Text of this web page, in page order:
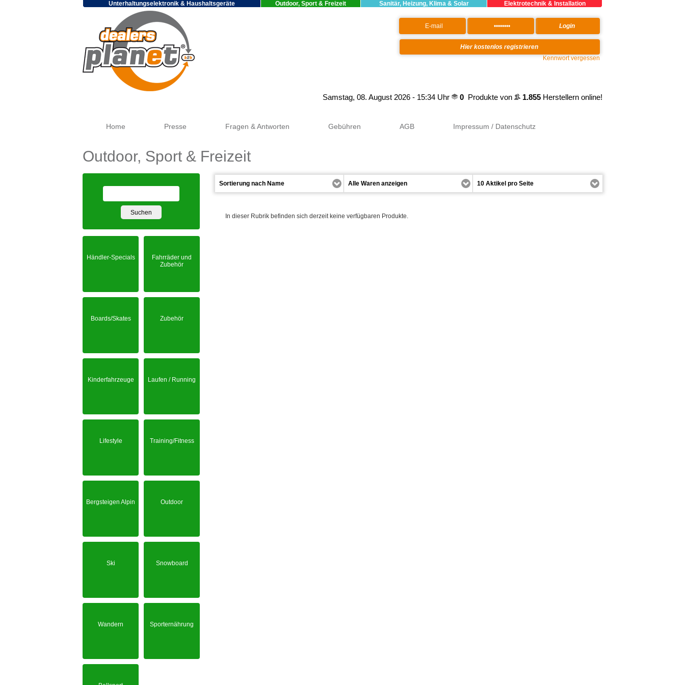
Unterhaltungselektronik & Haushaltsgeräte Outdoor, Sport & Freizeit Sanitär, Heizung, Klima & Solar Elektrotechnik & Installation
Kennwort vergessen
Samstag, 08. August 2026 - 15:34 Uhr 0 Produkte von 1.855 Herstellern online!
Home Presse Fragen & Antworten Gebühren AGB Impressum / Datenschutz
Outdoor, Sport & Freizeit
In dieser Rubrik befinden sich derzeit keine verfügbaren Produkte.
Händler-Specials
Fahrräder und
Zubehör
Boards/Skates Zubehör
Kinderfahrzeuge Laufen / Running
Lifestyle Training/Fitness
Bergsteigen Alpin Outdoor
Ski Snowboard
Wandern Sporternährung